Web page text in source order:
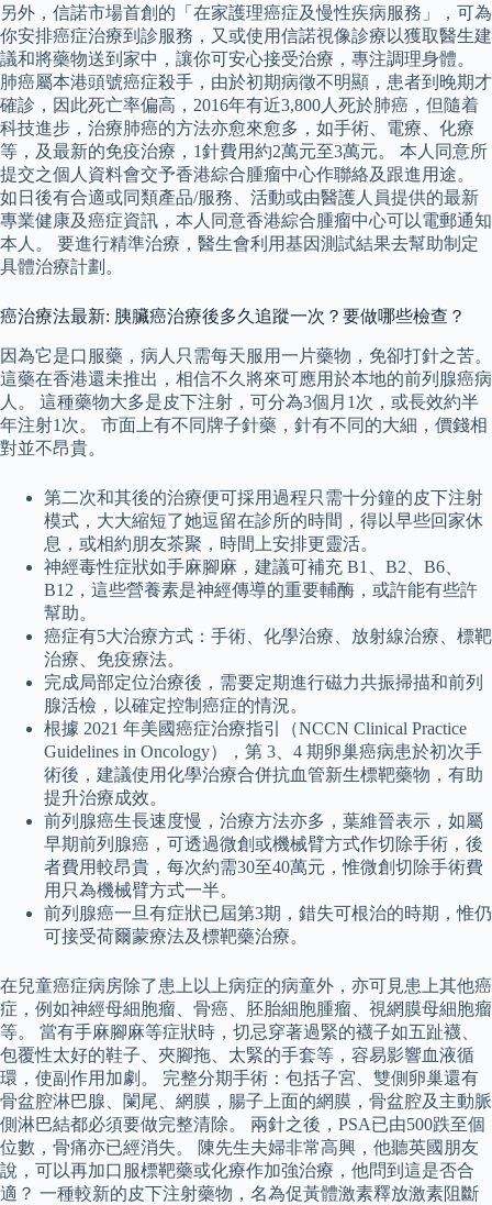
另外，信諾市場首創的「在家護理癌症及慢性疾病服務」，可為
你安排癌症治療到診服務，又或使用信諾視像診療以獲取醫生建
議和將藥物送到家中，讓你可安心接受治療，專注調理身體。
肺癌屬本港頭號癌症殺手，由於初期病徵不明顯，患者到晚期才
確診，因此死亡率偏高，2016年有近3,800人死於肺癌，但隨着
科技進步，治療肺癌的方法亦愈來愈多，如手術、電療、化療
等，及最新的免疫治療，1針費用約2萬元至3萬元。 本人同意所
提交之個人資料會交予香港綜合腫瘤中心作聯絡及跟進用途。
如日後有合適或同類產品/服務、活動或由醫護人員提供的最新
專業健康及癌症資訊，本人同意香港綜合腫瘤中心可以電郵通知
本人。 要進行精準治療，醫生會利用基因測試結果去幫助制定
具體治療計劃。
癌治療法最新: 胰臟癌治療後多久追蹤一次？要做哪些檢查？
因為它是口服藥，病人只需每天服用一片藥物，免卻打針之苦。
這藥在香港還未推出，相信不久將來可應用於本地的前列腺癌病
人。 這種藥物大多是皮下注射，可分為3個月1次，或長效約半
年注射1次。 市面上有不同牌子針藥，針有不同的大細，價錢相
對並不昂貴。
第二次和其後的治療便可採用過程只需十分鐘的皮下注射
模式，大大縮短了她逗留在診所的時間，得以早些回家休
息，或相約朋友茶聚，時間上安排更靈活。
神經毒性症狀如手麻腳麻，建議可補充 B1、B2、B6、
B12，這些營養素是神經傳導的重要輔酶，或許能有些許
幫助。
癌症有5大治療方式：手術、化學治療、放射線治療、標靶
治療、免疫療法。
完成局部定位治療後，需要定期進行磁力共振掃描和前列
腺活檢，以確定控制癌症的情況。
根據 2021 年美國癌症治療指引（NCCN Clinical Practice
Guidelines in Oncology），第 3、4 期卵巢癌病患於初次手
術後，建議使用化學治療合併抗血管新生標靶藥物，有助
提升治療成效。
前列腺癌生長速度慢，治療方法亦多，葉維晉表示，如屬
早期前列腺癌，可透過微創或機械臂方式作切除手術，後
者費用較昂貴，每次約需30至40萬元，惟微創切除手術費
用只為機械臂方式一半。
前列腺癌一旦有症狀已屆第3期，錯失可根治的時期，惟仍
可接受荷爾蒙療法及標靶藥治療。
在兒童癌症病房除了患上以上病症的病童外，亦可見患上其他癌
症，例如神經母細胞瘤、骨癌、胚胎細胞腫瘤、視網膜母細胞瘤
等。 當有手麻腳麻等症狀時，切忌穿著過緊的襪子如五趾襪、
包覆性太好的鞋子、夾腳拖、太緊的手套等，容易影響血液循
環，使副作用加劇。 完整分期手術：包括子宮、雙側卵巢還有
骨盆腔淋巴腺、闌尾、網膜，腸子上面的網膜，骨盆腔及主動脈
側淋巴結都必須要做完整清除。 兩針之後，PSA已由500跌至個
位數，骨痛亦已經消失。 陳先生夫婦非常高興，他聽英國朋友
說，可以再加口服標靶藥或化療作加強治療，他問到這是否合
適？ 一種較新的皮下注射藥物，名為促黃體激素釋放激素阻斷